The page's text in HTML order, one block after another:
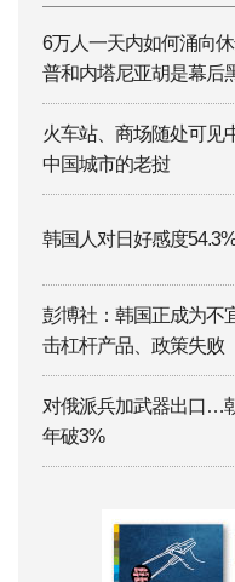
6万人一天内如何涌向
普和内塔尼亚胡是幕后
火车站、商场随处可
中国城市的老挝
韩国人对日好感度
彭博社：韩国正成为
击杠杆产品、政策失败
对俄派兵加武器出口…
年破3%